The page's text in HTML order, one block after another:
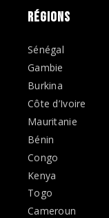
RÉGIONS
Sénégal
Gambie
Burkina
Côte d’Ivoire
Mauritanie
Bénin
Congo
Kenya
Togo
Cameroun